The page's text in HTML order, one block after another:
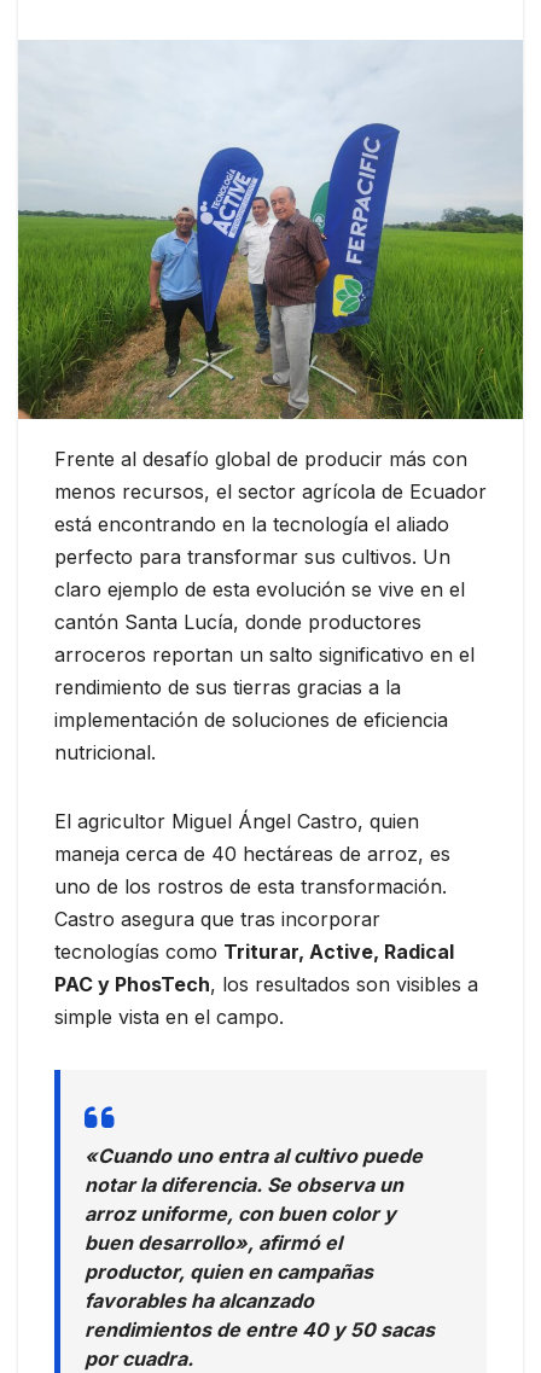
Frente al desafío global de producir más con
menos recursos, el sector agrícola de Ecuador
está encontrando en la tecnología el aliado
perfecto para transformar sus cultivos. Un
claro ejemplo de esta evolución se vive en el
cantón Santa Lucía, donde productores
arroceros reportan un salto significativo en el
rendimiento de sus tierras gracias a la
implementación de soluciones de eficiencia
nutricional.
El agricultor Miguel Ángel Castro, quien
maneja cerca de 40 hectáreas de arroz, es
uno de los rostros de esta transformación.
Castro asegura que tras incorporar
tecnologías como Triturar, Active, Radical
PAC y PhosTech, los resultados son visibles a
simple vista en el campo.
«Cuando uno entra al cultivo puede
notar la diferencia. Se observa un
arroz uniforme, con buen color y
buen desarrollo», afirmó el
productor, quien en campañas
favorables ha alcanzado
rendimientos de entre 40 y 50 sacas
por cuadra.